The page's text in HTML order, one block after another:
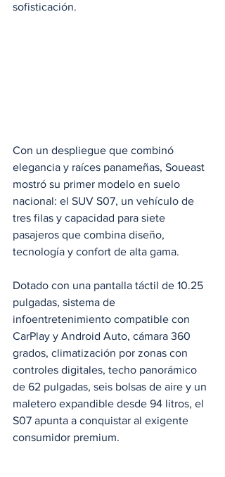
sofisticación.
Con un despliegue que combinó
elegancia y raíces panameñas, Soueast
mostró su primer modelo en suelo
nacional: el SUV S07, un vehículo de
tres filas y capacidad para siete
pasajeros que combina diseño,
tecnología y confort de alta gama.
Dotado con una pantalla táctil de 10.25
pulgadas, sistema de
infoentretenimiento compatible con
CarPlay y Android Auto, cámara 360
grados, climatización por zonas con
controles digitales, techo panorámico
de 62 pulgadas, seis bolsas de aire y un
maletero expandible desde 94 litros, el
S07 apunta a conquistar al exigente
consumidor premium.